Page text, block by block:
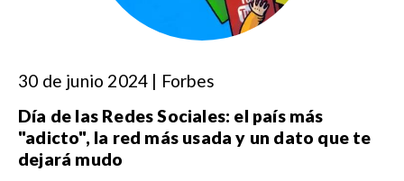
30 de junio 2024 | Forbes
Día de las Redes Sociales: el país más
"adicto", la red más usada y un dato que te
dejará mudo